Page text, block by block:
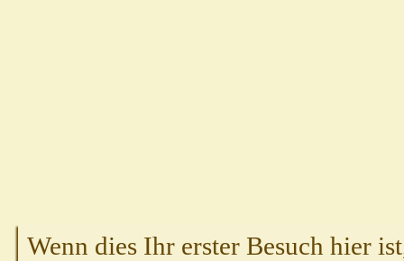
Wenn dies Ihr erster Besuch hier